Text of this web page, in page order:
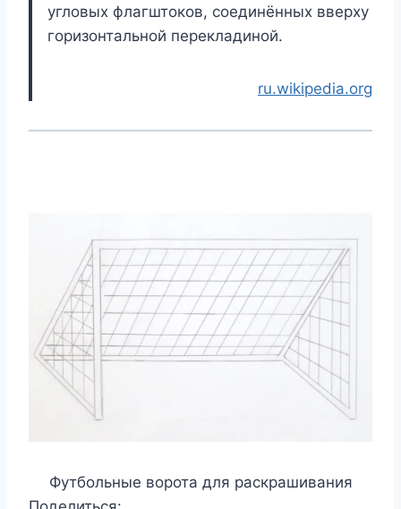
угловых флагштоков, соединённых вверху
горизонтальной перекладиной.
ru.wikipedia.org
Футбольные ворота для раскрашивания